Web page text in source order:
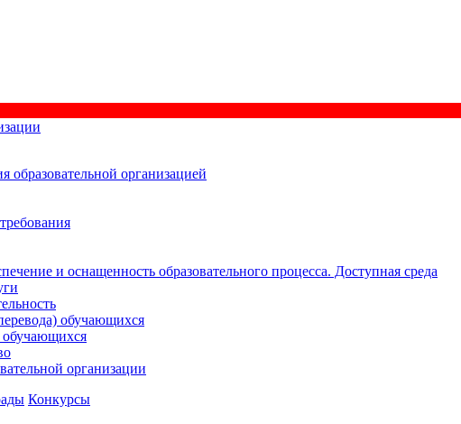
образовательной организацией
и оснащенность образовательного процесса. Доступная среда
обучающихся
организации
Конкурсы